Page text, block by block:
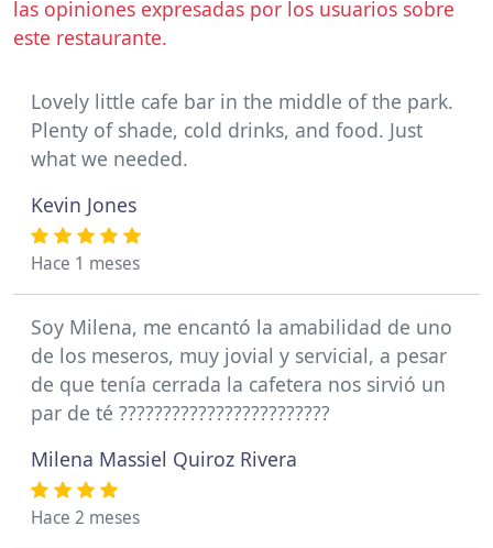
las opiniones expresadas por los usuarios sobre
este restaurante.
Lovely little cafe bar in the middle of the park.
Plenty of shade, cold drinks, and food. Just
what we needed.
Kevin Jones
Hace 1 meses
Soy Milena, me encantó la amabilidad de uno
de los meseros, muy jovial y servicial, a pesar
de que tenía cerrada la cafetera nos sirvió un
par de té ????????????????????????
Milena Massiel Quiroz Rivera
Hace 2 meses